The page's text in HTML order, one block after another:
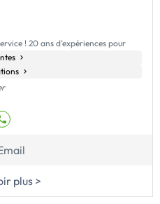
! 20 ans d’expériences pour
plus >